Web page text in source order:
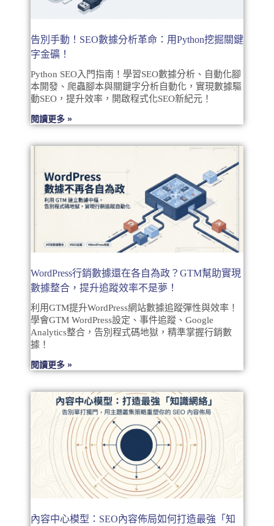
告別手動！SEO數據分析革命：用Python挖掘關鍵
字金礦！
Python SEO入門指南！學習SEO數據分析、自動化腳
本開發、爬蟲腳本與關鍵字分析自動化，實現數據驅
動SEO，提升效率，開啟程式化SEO新紀元！
閱讀更多 »
WordPress行銷數據還在各自為政？GTM幫助實現
數據整合，提升追蹤效率不是夢！
利用GTM提升WordPress網站數據追蹤彈性與效率！
學會GTM WordPress設定、事件追蹤、Google
Analytics整合，告別程式碼地獄，精準掌握行銷數
據！
閱讀更多 »
內容中心模型：SEO內容佈局如何打造最強「知